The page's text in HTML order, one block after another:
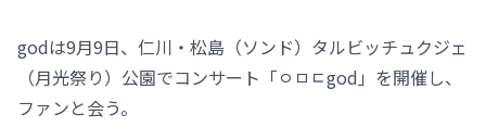
godは9月9日、仁川・松島（ソンド）タルビッチュクジェ
（月光祭り）公園でコンサート「ㅇㅁㄷgod」を開催し、
ファンと会う。